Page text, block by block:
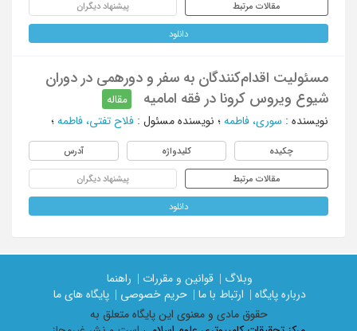
مقالات مرتبط پیشنهاد دیگران
دانلود
مسئولیت اقدام‌کنندگان به سفر و دورهمی در دوران
شیوع ویروس کرونا در فقه امامیه
مقاله
نویسنده : سوری، فاطمه ؛ نویسنده مسئول : فلاح تفتی، فاطمه ؛
چکیده کلیدواژه آدرس
مقالات مرتبط پیشنهاد دیگران
دانلود
وبلاگ | قوانین و مقررات |
راهنما
درباره پایگاه |
ارتباط با ما | حریم خصوصی |
پایگاه های ما
حقوق مادی و معنوی اين پايگاه متعلق به